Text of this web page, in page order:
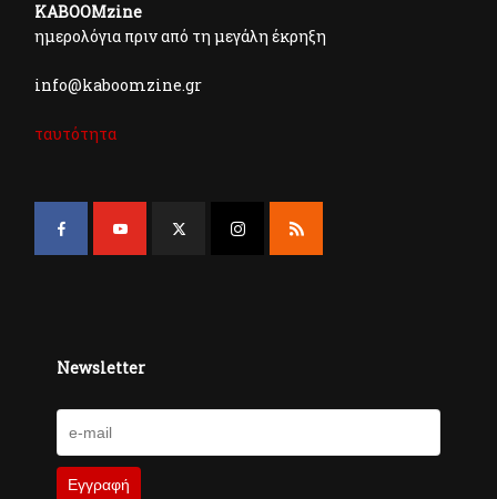
KABOOMzine
ημερολόγια πριν από τη μεγάλη έκρηξη
info@kaboomzine.gr
ταυτότητα
Newsletter